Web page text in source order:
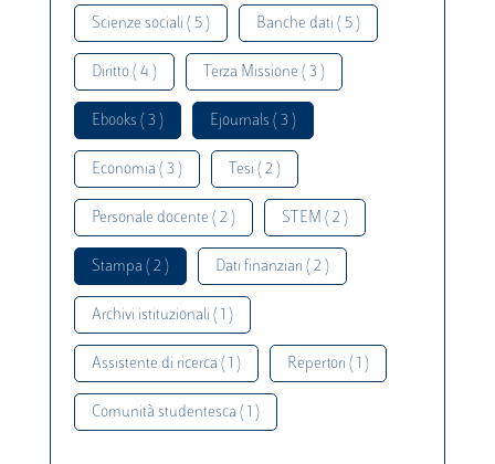
Scienze sociali ( 5 ) Banche dati ( 5 )
Diritto ( 4 ) Terza Missione ( 3 )
Ebooks ( 3 ) Ejournals ( 3 )
Economia ( 3 ) Tesi ( 2 )
Personale docente ( 2 ) STEM ( 2 )
Stampa ( 2 ) Dati finanziari ( 2 )
Archivi istituzionali ( 1 )
Assistente di ricerca ( 1 ) Repertori ( 1 )
Comunità studentesca ( 1 )